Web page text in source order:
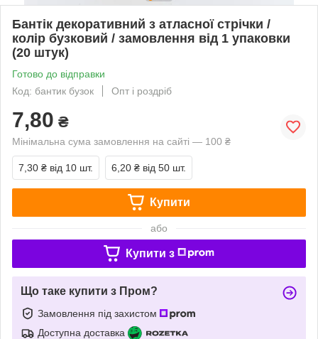
Бантік декоративний з атласної стрічки /
колір бузковий / замовлення від 1 упаковки
(20 штук)
Готово до відправки
Код: бантик бузок
Опт і роздріб
7,80 ₴
Мінімальна сума замовлення на сайті — 100 ₴
7,30 ₴ від 10 шт. 6,20 ₴ від 50 шт.
Купити
або
Купити з
Що таке купити з Пром?
Замовлення під захистом
Доступна доставка